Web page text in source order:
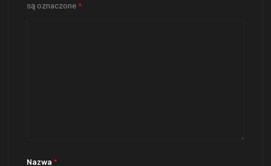
są oznaczone*
Nazwa*